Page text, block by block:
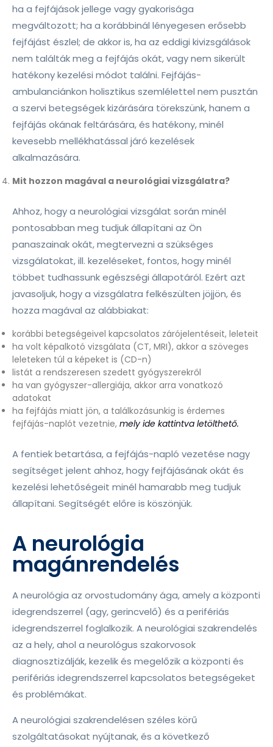
ha a fejfájások jellege vagy gyakorisága
megváltozott; ha a korábbinál lényegesen erősebb
fejfájást észlel; de akkor is, ha az eddigi kivizsgálások
nem találták meg a fejfájás okát, vagy nem sikerült
hatékony kezelési módot találni. Fejfájás-
ambulanciánkon holisztikus szemlélettel nem pusztán
a szervi betegségek kizárására törekszünk, hanem a
fejfájás okának feltárására, és hatékony, minél
kevesebb mellékhatással járó kezelések
alkalmazására.
Mit hozzon magával a neurológiai vizsgálatra?
Ahhoz, hogy a neurológiai vizsgálat során minél
pontosabban meg tudjuk állapítani az Ön
panaszainak okát, megtervezni a szükséges
vizsgálatokat, ill. kezeléseket, fontos, hogy minél
többet tudhassunk egészségi állapotáról. Ezért azt
javasoljuk, hogy a vizsgálatra felkészülten jöjjön, és
hozza magával az alábbiakat:
korábbi betegségeivel kapcsolatos zárójelentéseit, leleteit
ha volt képalkotó vizsgálata (CT, MRI), akkor a szöveges
leleteken túl a képeket is (CD-n)
listát a rendszeresen szedett gyógyszerekről
ha van gyógyszer-allergiája, akkor arra vonatkozó
adatokat
ha fejfájás miatt jön, a találkozásunkig is érdemes
fejfájás-naplót vezetnie, mely ide kattintva letölthető.
A fentiek betartása, a fejfájás-napló vezetése nagy
segítséget jelent ahhoz, hogy fejfájásának okát és
kezelési lehetőségeit minél hamarabb meg tudjuk
állapítani. Segítségét előre is köszönjük.
A neurológia
magánrendelés
A neurológia az orvostudomány ága, amely a központi
idegrendszerrel (agy, gerincvelő) és a perifériás
idegrendszerrel foglalkozik. A neurológiai szakrendelés
az a hely, ahol a neurológus szakorvosok
diagnosztizálják, kezelik és megelőzik a központi és
perifériás idegrendszerrel kapcsolatos betegségeket
és problémákat.
A neurológiai szakrendelésen széles körű
szolgáltatásokat nyújtanak, és a következő